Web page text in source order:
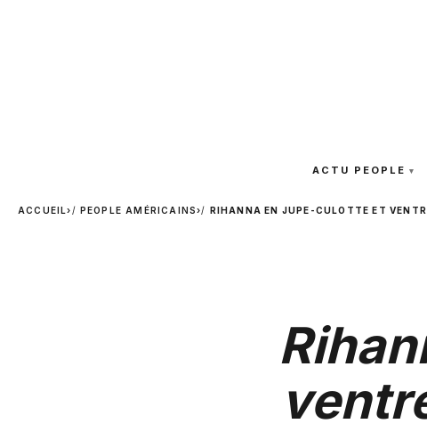
ACTU PEOPLE
ACCUEIL› PEOPLE AMÉRICAINS› RIHANNA EN JUPE-CULOTTE ET